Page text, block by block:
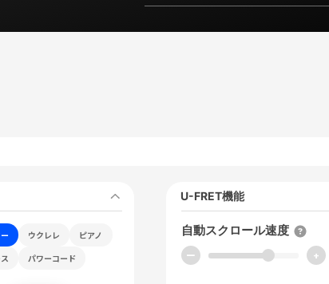
ウクレレ
ピアノ
パワーコード
U-FRET機能
自動スクロール速度
ー +